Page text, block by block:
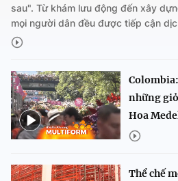
sau". Từ khám lưu động đến xây
mọi người dân đều được tiếp cận
những
Hoa
Thể chế